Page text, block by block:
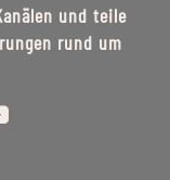
und teile
rund um